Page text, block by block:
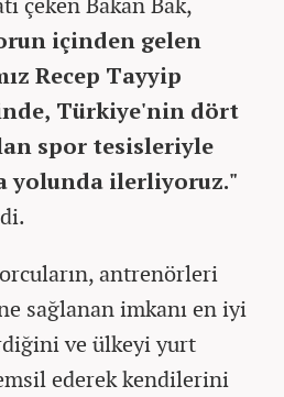
içinden gelen
Recep Tayyip
Türkiye'nin dört
spor tesisleriyle
yolunda ilerliyoruz."
antrenörleri
sağlanan imkanı en iyi
ve ülkeyi yurt
ederek kendilerini